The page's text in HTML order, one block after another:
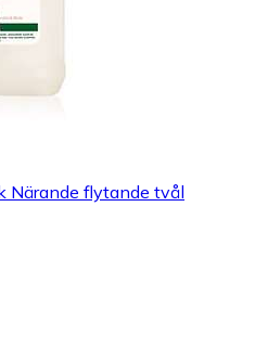
Närande flytande tvål